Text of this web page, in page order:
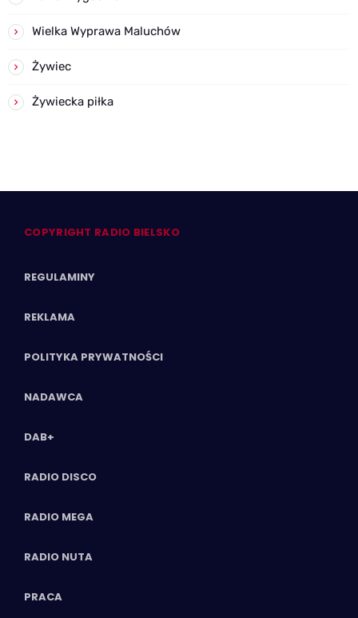
Wielka Wyprawa Maluchów
Żywiec
Żywiecka piłka
COPYRIGHT RADIO BIELSKO
REGULAMINY
REKLAMA
POLITYKA PRYWATNOŚCI
NADAWCA
DAB+
RADIO DISCO
RADIO MEGA
RADIO NUTA
PRACA